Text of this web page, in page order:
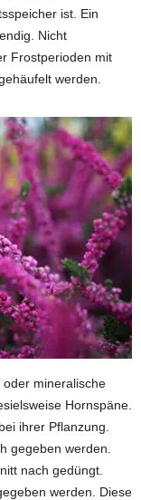
ist. Ein
Nicht
Frostperioden mit
werden.
mineralische
Hornspäne.
ihrer Pflanzung.
gegeben werden.
nach gedüngt.
werden. Diese